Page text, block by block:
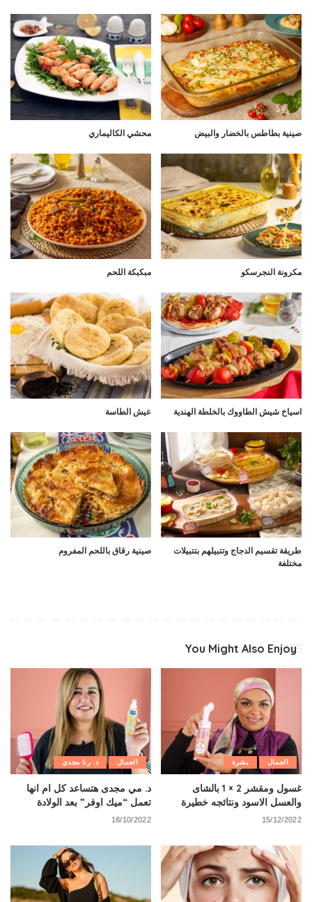
صينية بطاطس بالخضار والبيض محشي الكاليماري
مكرونة النجرسكو مبكبكة اللحم
اسياخ شيش الطاووك بالخلطة الهندية عيش الطاسة
طريقة تقسيم الدجاج وتتبيلهم بتتبيلات
مختلفة
صينية رقاق باللحم المفروم
You Might Also Enjoy
الجمال بشرة
غسول ومقشر 2 × 1 بالشاى
والعسل الاسود ونتائجه خطيرة
15/12/2022
الجمال د. رنا مجدي
د. مي مجدى هتساعد كل ام انها
تعمل “ميك اوفر” بعد الولادة
18/10/2022